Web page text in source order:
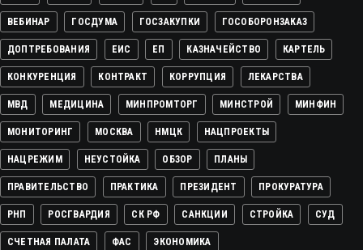
ВЕБИНАР ГОСДУМА ГОСЗАКУПКИ ГОСОБОРОНЗАКАЗ
ДОПТРЕБОВАНИЯ ЕИС ЕП КАЗНАЧЕЙСТВО КАРТЕЛЬ
КОНКУРЕНЦИЯ КОНТРАКТ КОРРУПЦИЯ ЛЕКАРСТВА
МВД МЕДИЦИНА МИНПРОМТОРГ МИНСТРОЙ МИНФИН
МОНИТОРИНГ МОСКВА НМЦК НАЦПРОЕКТЫ
НАЦРЕЖИМ НЕУСТОЙКА ОБЗОР ПЛАНЫ
ПРАВИТЕЛЬСТВО ПРАКТИКА ПРЕЗИДЕНТ ПРОКУРАТУРА
РНП РОСГВАРДИЯ СК РФ САНКЦИИ СТРОЙКА СУД
СЧЕТНАЯ ПАЛАТА ФАС ЭКОНОМИКА